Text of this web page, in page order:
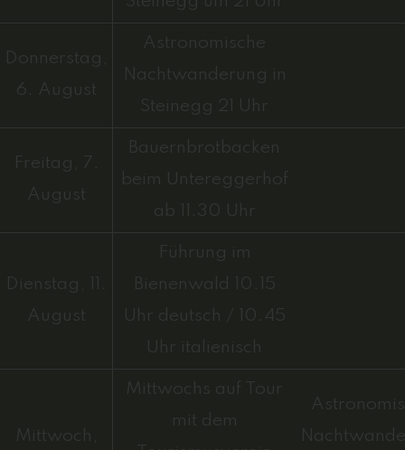
Donnerstag,
6. August
Astronomische
Nachtwanderung in
Steinegg 21 Uhr
Freitag, 7.
August
Bauernbrotbacken
beim Untereggerhof
ab 11.30 Uhr
Dienstag, 11.
August
Führung im
Bienenwald 10.15
Uhr deutsch / 10.45
Uhr italienisch
Mittwoch,
Mittwochs auf Tour
mit dem